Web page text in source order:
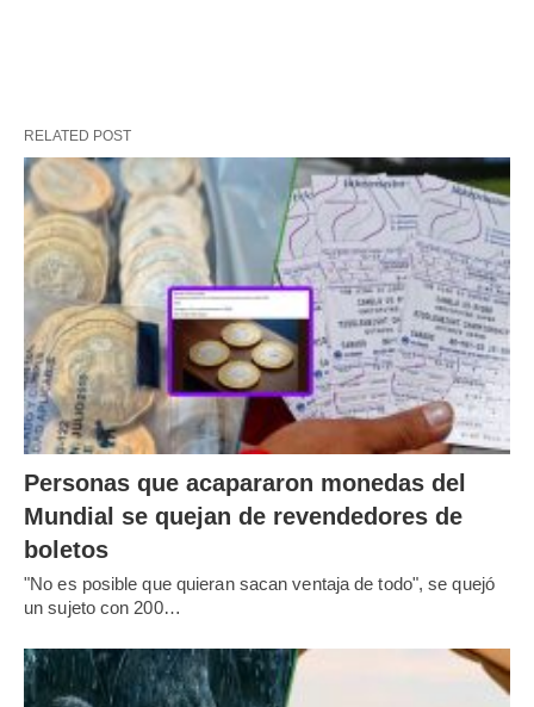
RELATED POST
Personas que acapararon monedas del
Mundial se quejan de revendedores de
boletos
"No es posible que quieran sacan ventaja de todo", se quejó
un sujeto con 200…